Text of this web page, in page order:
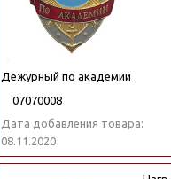
Дежурный по академии
07070008
Дата добавления товара:
08.11.2020